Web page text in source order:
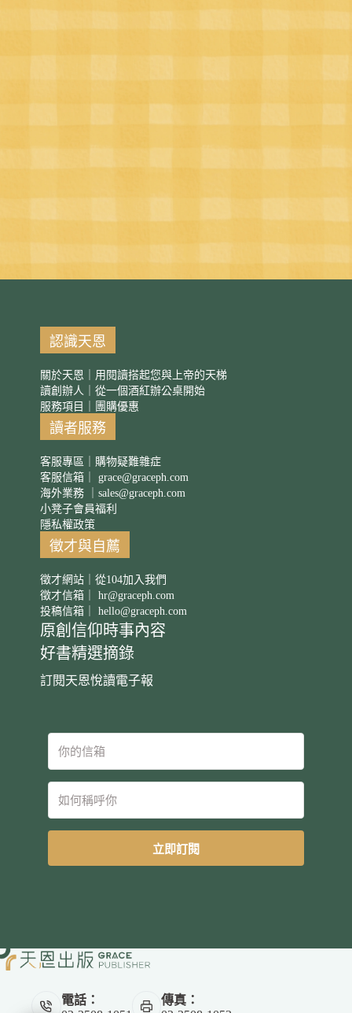
認識天恩
關於天恩｜用閱讀搭起您與上帝的天梯
讀創辦人｜從一個酒紅辦公桌開始
服務項目｜團購優惠
讀者服務
客服專區｜購物疑難雜症
客服信箱｜ grace@graceph.com
海外業務 ｜ sales@graceph.com
小凳子會員福利
隱私權政策
徵才與自薦
徵才網站｜從104加入我們
徵才信箱｜ hr@graceph.com
投稿信箱｜ hello@graceph.com
原創信仰時事內容
好書精選摘錄
訂閱天恩悅讀電子報
立即訂閱
電話：
傳真：